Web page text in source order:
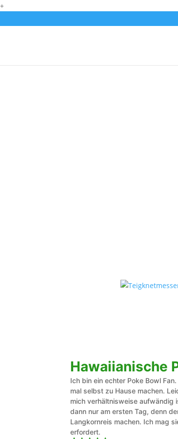
+
Hawaiianische
Ich bin ein echter Poke Bowl
mal selbst zu Hause machen.
mich verhältnisweise aufwändig
dann nur am ersten Tag, denn
Langkornreis machen. Ich mag
erfordert.